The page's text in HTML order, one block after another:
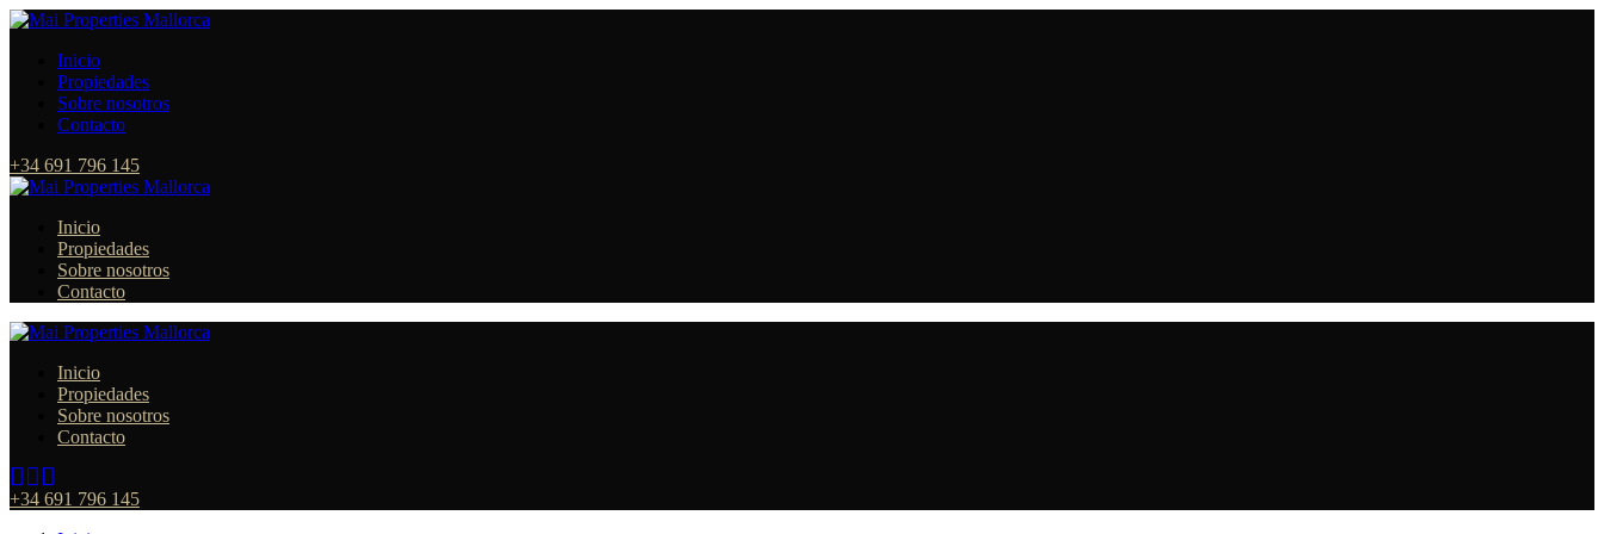
Inicio
Propiedades
Sobre nosotros
Contacto
+34 691 796 145
Inicio
Propiedades
Sobre nosotros
Contacto
Inicio
Propiedades
Sobre nosotros
Contacto
+34 691 796 145